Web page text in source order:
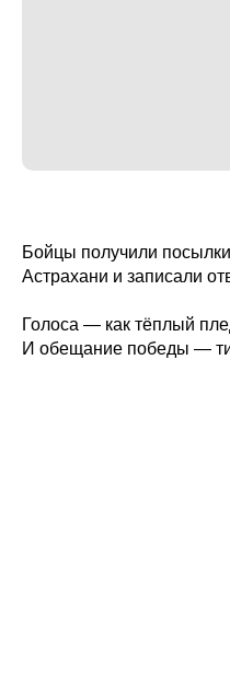
Бойцы получили посылки
Астрахани и записали
Голоса — как тёплый
И обещание победы —